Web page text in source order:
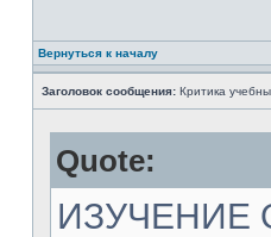
Вернуться к началу
Заголовок сообщения: Критика
Quote:
ИЗУЧЕНИЕ